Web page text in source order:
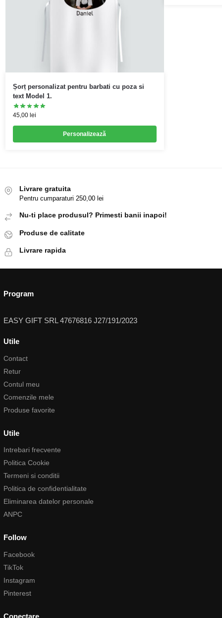
Șorț personalizat pentru barbati cu poza si
text Model 1.
45,00 lei
Personalizează
Livrare gratuita
Pentru cumparaturi 250,00 lei
Nu-ti place produsul? Primesti banii inapoi!
Produse de calitate
Livrare rapida
Program
EASY GIFT SRL 47676816 J27/191/2023
Utile
Contact
Retur
Contul meu
Comenzile mele
Produse favorite
Utile
Intrebari frecvente
Politica Cookie
Termeni si conditii
Politica de confidentialitate
Eliminarea datelor personale
ANPC
Follow
Facebook
TikTok
Instagram
Pinterest
Conectare